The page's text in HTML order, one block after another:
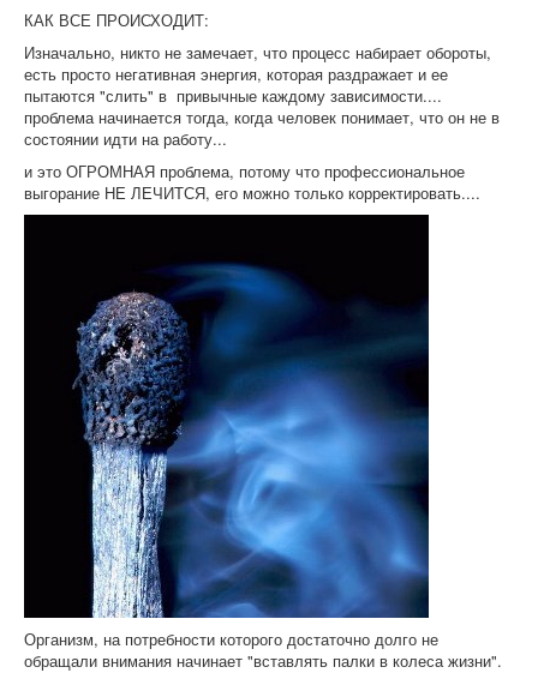
КАК ВСЕ ПРОИСХОДИТ:
Изначально, никто не замечает, что процесс набирает обороты,
есть просто негативная энергия, которая раздражает и ее
пытаются "слить" в привычные каждому зависимости....
проблема начинается тогда, когда человек понимает, что он не в
состоянии идти на работу...
и это ОГРОМНАЯ проблема, потому что профессиональное
выгорание НЕ ЛЕЧИТСЯ, его можно только корректировать....
Организм, на потребности которого достаточно долго не
обращали внимания начинает "вставлять палки в колеса жизни".